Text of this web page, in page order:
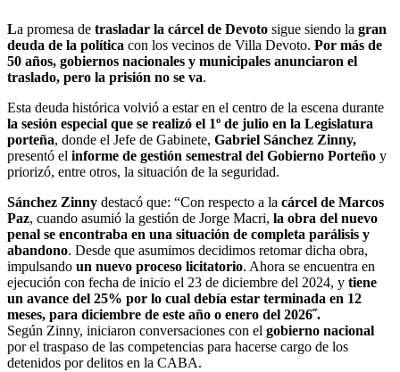
La promesa de trasladar la cárcel de Devoto sigue siendo la gran
deuda de la política con los vecinos de Villa Devoto. Por más de
50 años, gobiernos nacionales y municipales anunciaron el
traslado, pero la prisión no se va.
Esta deuda histórica volvió a estar en el centro de la escena durante
la sesión especial que se realizó el 1º de julio en la Legislatura
porteña, donde el Jefe de Gabinete, Gabriel Sánchez Zinny,
presentó el informe de gestión semestral del Gobierno Porteño y
priorizó, entre otros, la situación de la seguridad.
Sánchez Zinny destacó que: “Con respecto a la cárcel de Marcos
Paz, cuando asumió la gestión de Jorge Macri, la obra del nuevo
penal se encontraba en una situación de completa parálisis y
abandono. Desde que asumimos decidimos retomar dicha obra,
impulsando un nuevo proceso licitatorio. Ahora se encuentra en
ejecución con fecha de inicio el 23 de diciembre del 2024, y tiene
un avance del 25% por lo cual debía estar terminada en 12
meses, para diciembre de este año o enero del 2026˝.
Según Zinny, iniciaron conversaciones con el gobierno nacional
por el traspaso de las competencias para hacerse cargo de los
detenidos por delitos en la CABA.